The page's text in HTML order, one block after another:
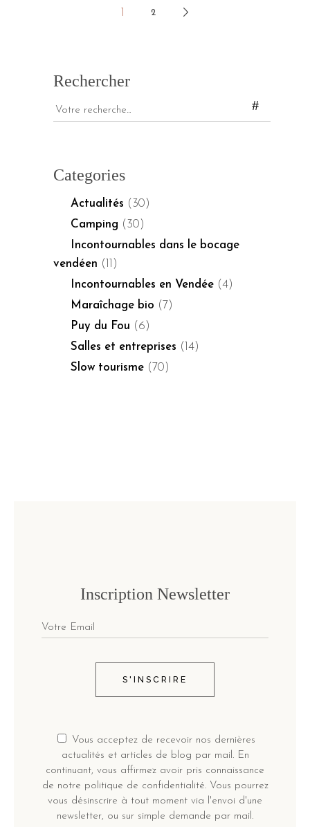
2
Rechercher
recherche...
Categories
Actualités (30)
Camping (30)
Incontournables dans le bocage
vendéen (11)
Incontournables en Vendée(4)
Maraîchage bio (7)
Puy du Fou (6)
Salles et entreprises (14)
Slow tourisme(70)
Inscription Newsletter
S'INSCRIRE
Vous acceptez de recevoir nos dernières
actualités et articles de blog par mail. En
continuant, vous affirmez avoir pris connaissance
de notre politique de confidentialité. Vous pourrez
vous désinscrire à tout moment via l'envoi d'une
newsletter, ou sur simple demande par mail.